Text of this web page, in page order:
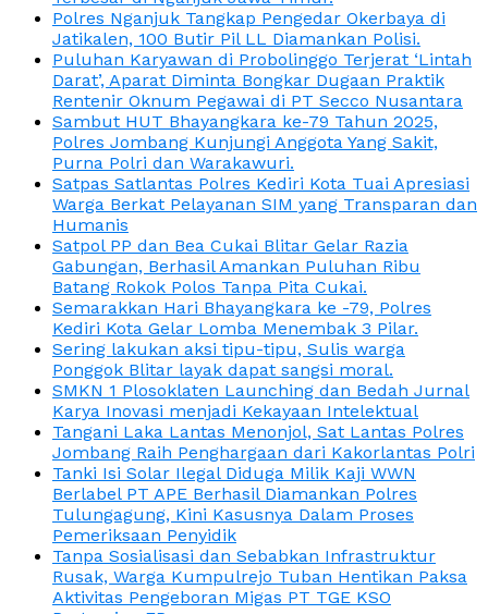
Polres Nganjuk Tangkap Pengedar Okerbaya di
Jatikalen, 100 Butir Pil LL Diamankan Polisi.
Puluhan Karyawan di Probolinggo Terjerat ‘Lintah
Darat’, Aparat Diminta Bongkar Dugaan Praktik
Rentenir Oknum Pegawai di PT Secco Nusantara
Sambut HUT Bhayangkara ke-79 Tahun 2025,
Polres Jombang Kunjungi Anggota Yang Sakit,
Purna Polri dan Warakawuri.
Satpas Satlantas Polres Kediri Kota Tuai Apresiasi
Warga Berkat Pelayanan SIM yang Transparan dan
Humanis
Satpol PP dan Bea Cukai Blitar Gelar Razia
Gabungan, Berhasil Amankan Puluhan Ribu
Batang Rokok Polos Tanpa Pita Cukai.
Semarakkan Hari Bhayangkara ke -79, Polres
Kediri Kota Gelar Lomba Menembak 3 Pilar.
Sering lakukan aksi tipu-tipu, Sulis warga
Ponggok Blitar layak dapat sangsi moral.
SMKN 1 Plosoklaten Launching dan Bedah Jurnal
Karya Inovasi menjadi Kekayaan Intelektual
Tangani Laka Lantas Menonjol, Sat Lantas Polres
Jombang Raih Penghargaan dari Kakorlantas Polri
Tanki Isi Solar Ilegal Diduga Milik Kaji WWN
Berlabel PT APE Berhasil Diamankan Polres
Tulungagung, Kini Kasusnya Dalam Proses
Pemeriksaan Penyidik
Tanpa Sosialisasi dan Sebabkan Infrastruktur
Rusak, Warga Kumpulrejo Tuban Hentikan Paksa
Aktivitas Pengeboran Migas PT TGE KSO